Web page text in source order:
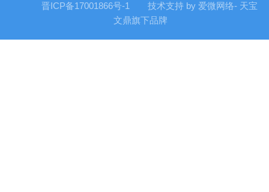
晋ICP备17001866号-1
技术支持 by 爱微网络- 天宝
文鼎旗下品牌